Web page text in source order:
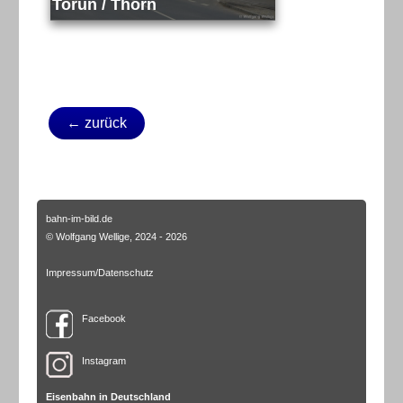
← zurück
bahn-im-bild.de
© Wolfgang Wellige, 2024 - 2026
Impressum/Datenschutz
Facebook
Instagram
Eisenbahn in Deutschland